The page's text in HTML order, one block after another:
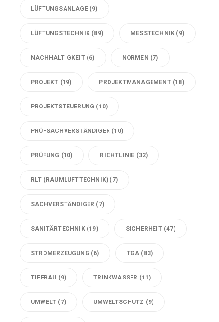
LÜFTUNGSANLAGE(9)
LÜFTUNGSTECHNIK (89) MESSTECHNIK (9)
NACHHALTIGKEIT(6) NORMEN (7)
PROJEKT (19) PROJEKTMANAGEMENT(18)
PROJEKTSTEUERUNG (10)
PRÜFSACHVERSTÄNDIGER (10)
PRÜFUNG (10) RICHTLINIE (32)
RLT (RAUMLUFTTECHNIK) (7)
SACHVERSTÄNDIGER (7)
SANITÄRTECHNIK(19) SICHERHEIT(47)
STROMERZEUGUNG (6) TGA (83)
TIEFBAU (9) TRINKWASSER (11)
UMWELT (7) UMWELTSCHUTZ (9)